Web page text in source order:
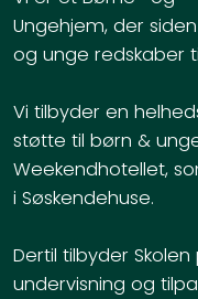
Ungehjem, der
og unge redskaber
Vi tilbyder en
støtte til børn &
Weekendhotellet,
i Søskendehuse.
Dertil tilbyder
undervisning og